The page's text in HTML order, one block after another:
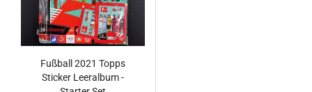
Fußball 2021 Topps
Sticker Leeralbum -